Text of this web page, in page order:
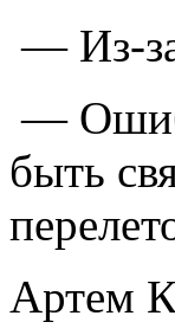
— Из-
—
быть
Артем